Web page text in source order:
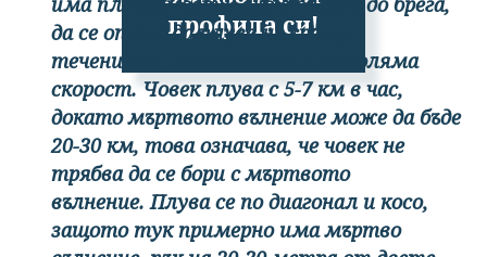
профила си!
да се опита да плува не срещу
течението, защото то е с по-голяма
скорост. Човек плува с 5-7 км в час,
докато мъртвото вълнение може да бъде
20-30 км, това означава, че човек не
трябва да се бори с мъртвото
вълнение. Плува се по диагонал и косо,
защото тук примерно има мъртво